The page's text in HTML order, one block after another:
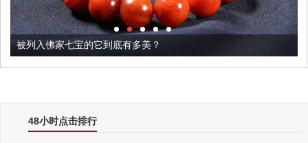
被列入佛家七宝的它到底有多美？
48小时点击排行